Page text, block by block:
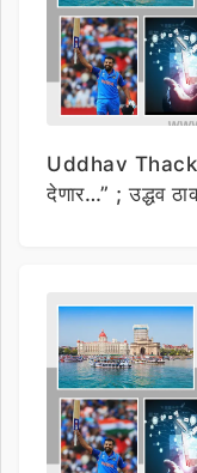
Uddhav
देणार…” ; उद्धव